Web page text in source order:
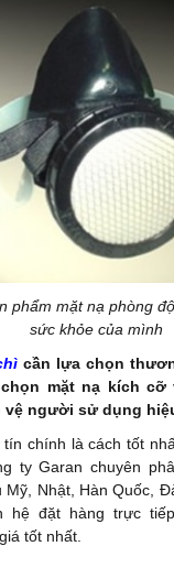
phẩm mặt nạ phòng
sức khỏe của mình
cần lựa chọn
mặt nạ kích
vệ người sử dụng
chính là cách tốt
ty Garan chuyên
Mỹ, Nhật, Hàn Quốc,
hệ đặt hàng trực
tốt nhất.